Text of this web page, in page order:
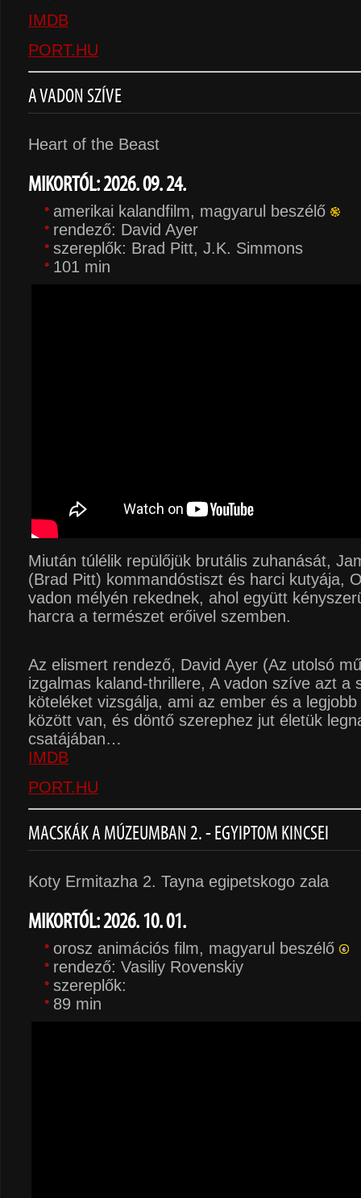
IMDB
PORT.HU
A VADON SZÍVE
Heart of the Beast
MIKORTÓL: 2026. 09. 24.
amerikai kalandfilm, magyarul beszélő
rendező: David Ayer
szereplők: Brad Pitt, J.K. Simmons
101 min
Miután túlélik repülőjük brutális zuhanását,
(Brad Pitt) kommandóstiszt és harci kutyája,
vadon mélyén rekednek, ahol együtt
harcra a természet erőivel szemben.
Az elismert rendező, David Ayer (Az utolsó
izgalmas kaland-thrillere, A vadon szíve azt a
köteléket vizsgálja, ami az ember és a
között van, és döntő szerephez jut életük
csatájában…
IMDB
PORT.HU
MACSKÁK A MÚZEUMBAN 2. - EGYIPTOM KINCSEI
Koty Ermitazha 2. Tayna egipetskogo zala
MIKORTÓL: 2026. 10. 01.
orosz animációs film, magyarul beszélő
rendező: Vasiliy Rovenskiy
szereplők:
89 min